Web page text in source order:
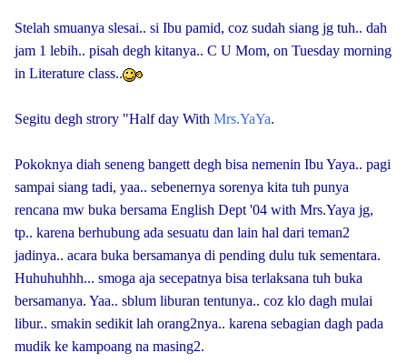
Stelah smuanya slesai.. si Ibu pamid, coz sudah siang jg tuh.. dah
jam 1 lebih.. pisah degh kitanya.. C U Mom, on Tuesday morning
in Literature class..
Segitu degh strory "Half day With Mrs.YaYa.
Pokoknya diah seneng bangett degh bisa nemenin Ibu Yaya.. pagi
sampai siang tadi, yaa.. sebenernya sorenya kita tuh punya
rencana mw buka bersama English Dept '04 with Mrs.Yaya jg,
tp.. karena berhubung ada sesuatu dan lain hal dari teman2
jadinya.. acara buka bersamanya di pending dulu tuk sementara.
Huhuhuhhh... smoga aja secepatnya bisa terlaksana tuh buka
bersamanya. Yaa.. sblum liburan tentunya.. coz klo dagh mulai
libur.. smakin sedikit lah orang2nya.. karena sebagian dagh pada
mudik ke kampoang na masing2.